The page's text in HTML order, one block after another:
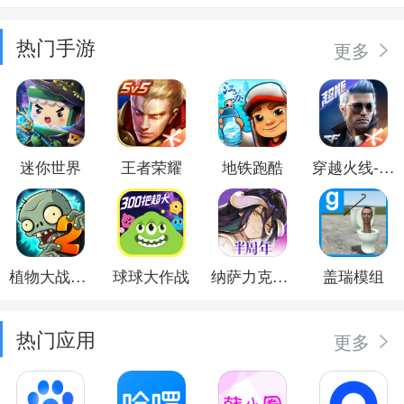
热门手游 更多
迷你世界 王者荣耀 地铁跑酷 穿越火线-枪战王者
植物大战僵尸2 球球大作战 纳萨力克之王 盖瑞模组
热门应用 更多